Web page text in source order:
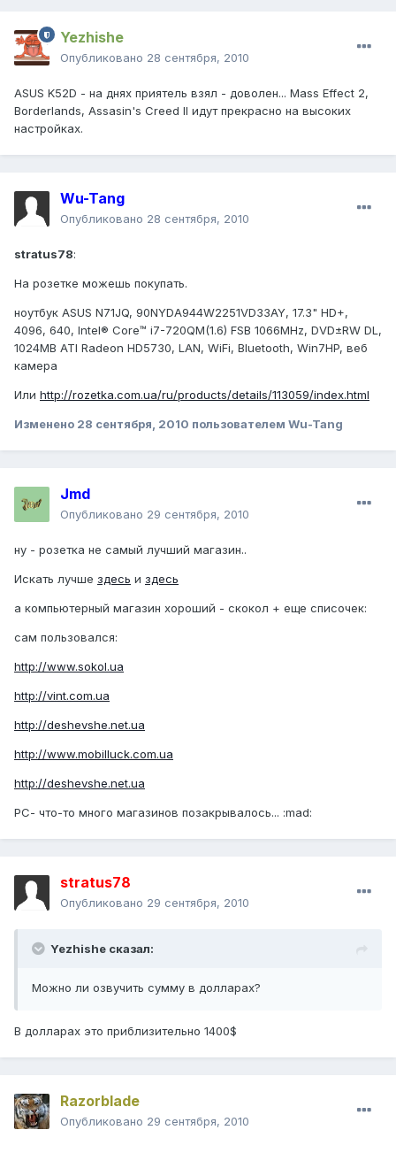
Yezhishe
Опубликовано 28 сентября, 2010
ASUS K52D - на днях приятель взял - доволен... Mass Effect 2,
Borderlands, Assasin's Creed II идут прекрасно на высоких
настройках.
Wu-Tang
Опубликовано 28 сентября, 2010
stratus78:
На розетке можешь покупать.
ноутбук ASUS N71JQ, 90NYDA944W2251VD33AY, 17.3" HD+,
4096, 640, Intel® Core™ i7-720QM(1.6) FSB 1066MHz, DVD±RW DL,
1024MB ATI Radeon HD5730, LAN, WiFi, Bluetooth, Win7HP, веб
камера
Или http://rozetka.com.ua/ru/products/details/113059/index.html
Изменено 28 сентября, 2010 пользователем Wu-Tang
Jmd
Опубликовано 29 сентября, 2010
ну - розетка не самый лучший магазин..
Искать лучше здесь и здесь
а компьютерный магазин хороший - скокол + еще списочек:
сам пользовался:
http://www.sokol.ua
http://vint.com.ua
http://deshevshe.net.ua
http://www.mobilluck.com.ua
http://deshevshe.net.ua
РС- что-то много магазинов позакрывалось... :mad:
stratus78
Опубликовано 29 сентября, 2010
Yezhishe сказал:
Можно ли озвучить сумму в долларах?
В долларах это приблизительно 1400$
Razorblade
Опубликовано 29 сентября, 2010